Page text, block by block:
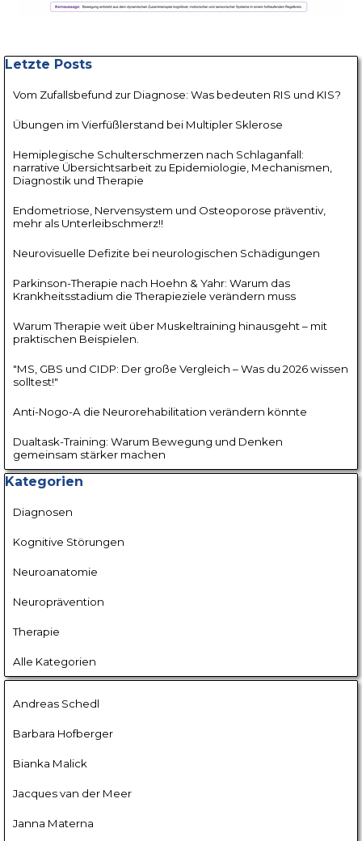
Block überspringen Letzte Posts
Letzte Posts
Vom Zufallsbefund zur Diagnose: Was bedeuten RIS und KIS?
Übungen im Vierfüßlerstand bei Multipler Sklerose
Hemiplegische Schulterschmerzen nach Schlaganfall:
narrative Übersichtsarbeit zu Epidemiologie, Mechanismen,
Diagnostik und Therapie
Endometriose, Nervensystem und Osteoporose präventiv,
mehr als Unterleibschmerz!!
Neurovisuelle Defizite bei neurologischen Schädigungen
Parkinson-Therapie nach Hoehn & Yahr: Warum das
Krankheitsstadium die Therapieziele verändern muss
Warum Therapie weit über Muskeltraining hinausgeht – mit
praktischen Beispielen.
"MS, GBS und CIDP: Der große Vergleich – Was du 2026 wissen
solltest!"
Anti-Nogo-A die Neurorehabilitation verändern könnte
Dualtask-Training: Warum Bewegung und Denken
gemeinsam stärker machen
Block überspringen Kategorien
Kategorien
Diagnosen
Kognitive Störungen
Neuroanatomie
Neuroprävention
Therapie
Alle Kategorien
Andreas Schedl
Barbara Hofberger
Bianka Malick
Jacques van der Meer
Janna Materna